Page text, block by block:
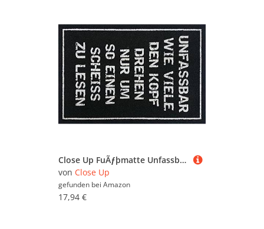
Close Up FuÃƒþmatte Unfassbar - Kopf drehen/Türmatte 60x40cm mit Rutschfester Gummirückseite
von Close Up
gefunden bei Amazon
17,94 €